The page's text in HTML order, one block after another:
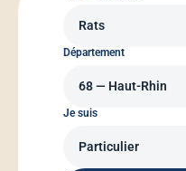
Département
Je suis